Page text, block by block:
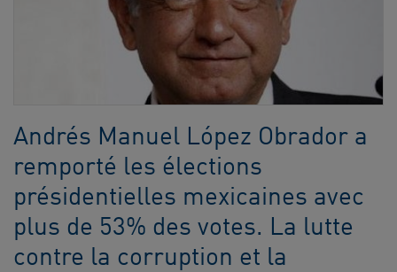
Andrés Manuel López Obrador a
remporté les élections
présidentielles mexicaines avec
plus de 53% des votes. La lutte
contre la corruption et la